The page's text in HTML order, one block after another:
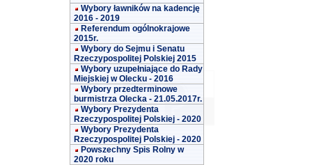
Wybory ławników na kadencję
2016 - 2019
Referendum ogólnokrajowe
2015r.
Wybory do Sejmu i Senatu
Rzeczypospolitej Polskiej 2015
Wybory uzupełniające do Rady
Miejskiej w Olecku - 2016
Wybory przedterminowe
burmistrza Olecka - 21.05.2017r.
Wybory Prezydenta
Rzeczypospolitej Polskiej - 2020
Wybory Prezydenta
Rzeczypospolitej Polskiej - 2020
Powszechny Spis Rolny w
2020 roku